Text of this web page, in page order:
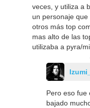
veces, y utiliza a
un personaje
otros más top
mas alto de las
utilizaba a pyra/
Pero eso fue
bajado